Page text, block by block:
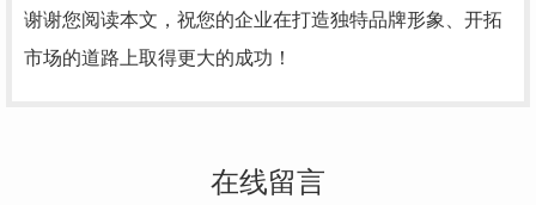
谢谢您阅读本文，祝您的企业在打造独特品牌形象、开拓
市场的道路上取得更大的成功！
在线留言